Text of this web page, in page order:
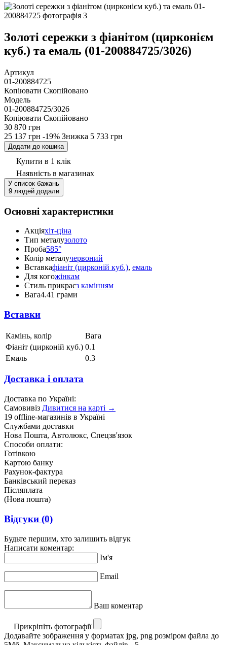
Золоті сережки з фіанітом (цирконієм
куб.) та емаль (01-200884725/3026)
Артикул
01-200884725
Копіювати Скопійовано
Модель
01-200884725/3026
Копіювати Скопійовано
30 870 грн
25 137 грн -19% Знижка 5 733 грн
Додати до кошика
Купити в 1 клік
Наявність в магазинах
У список бажань
9 людей додали
Основні характеристики
Акціяхіт-ціна
Тип металузолото
Проба585°
Колір металучервоний
Вставкафіаніт (цирконій куб.), емаль
Для когожінкам
Стиль прикрасз камінням
Вага4.41 грами
Вставки
Камінь, колір
Вага
Фіаніт (цирконій куб.) 0.1
Емаль
0.3
Доставка і оплата
Доставка по Україні:
Самовивіз Дивитися на карті →
19 offline-магазинів в Україні
Службами доставки
Нова Пошта, Автолюкс, Спецзв'язок
Способи оплати:
Готівкою
Картою банку
Рахунок-фактура
Банківський переказ
Післяплата
(Нова пошта)
Відгуки (0)
Будьте першим, хто залишить відгук
Написати коментар:
Ім'я
Email
Ваш коментар
Прикріпіть фотографії
Додавайте зображення у форматах jpg, png розміром файла до